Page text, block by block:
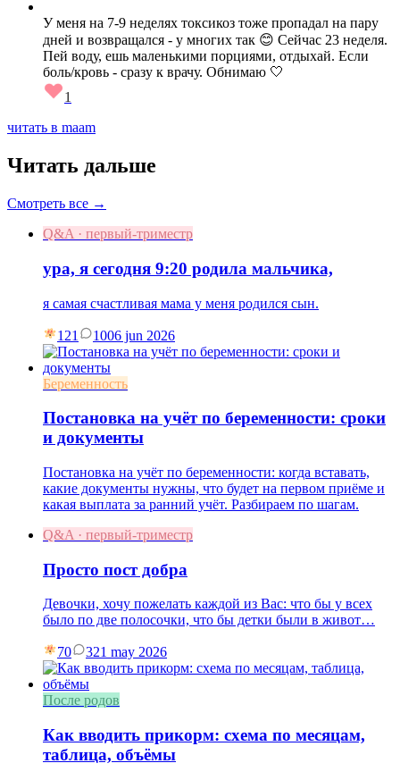
У меня на 7-9 неделях токсикоз тоже пропадал на пару
дней и возвращался - у многих так 😊 Сейчас 23 неделя.
Пей воду, ешь маленькими порциями, отдыхай. Если
боль/кровь - сразу к врачу. Обнимаю 🤍
1
читать в maam
Читать дальше
Смотреть все →
Q&A · первый-триместр
ура, я сегодня 9:20 родила мальчика,
я самая счастливая мама у меня родился сын.
121 1006 jun 2026
Беременность
Постановка на учёт по беременности: сроки
и документы
Постановка на учёт по беременности: когда вставать,
какие документы нужны, что будет на первом приёме и
какая выплата за ранний учёт. Разбираем по шагам.
Q&A · первый-триместр
Просто пост добра
Девочки, хочу пожелать каждой из Вас: что бы у всех
было по две полосочки, что бы детки были в живот…
70 321 may 2026
После родов
Как вводить прикорм: схема по месяцам,
таблица, объёмы